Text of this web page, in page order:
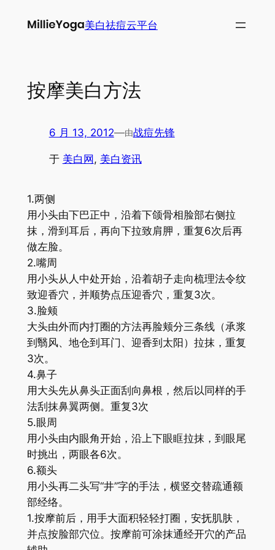
美白祛痘云平台
按摩美白方法
6 月 13, 2012—由战痘先锋
于 美白网, 美白资讯
1.两侧
用小头由下巴正中，沿着下颌骨相脸部右侧拉
抹，滑到耳后，再向下拉致肩胛，重复6次后再
做左脸。
2.嘴周
用小头从人中处开始，沿着胡子走向梳理法令纹
致迎香穴，并顺势点压迎香穴，重复3次。
3.脸颊
大头由外而内打圈的方法再脸颊分三条线（承浆
到翳风、地仓到耳门、迎香到太阳）拉抹，重复
3次。
4.鼻子
用大头先从鼻头正面刮向鼻根，然后以同样的手
法刮抹鼻翼两侧。重复3次
5.眼周
用小头由内眼角开始，沿上下眼眶拉抹，到眼尾
时挑出，两眼各6次。
6.额头
用小头再二头写“井”字的手法，横竖交替疏通额
部经络。
1.按摩前后，用手大面积轻轻打圈，安抚肌肤，
并点按脸部穴位。按摩前可涂抹通经开穴的产品